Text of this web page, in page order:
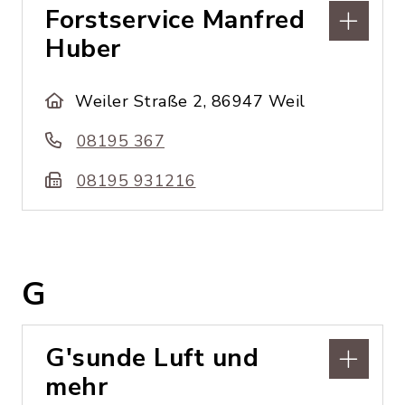
Forstservice Manfred
Huber
Weiler Straße 2, 86947 Weil
08195 367
08195 931216
G
G'sunde Luft und
mehr